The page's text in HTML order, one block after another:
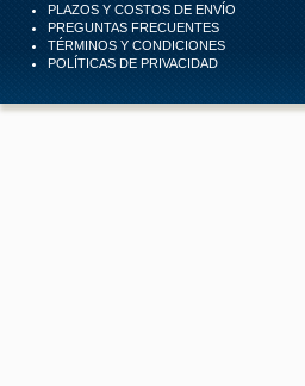
PLAZOS Y COSTOS DE ENVÍO
PREGUNTAS FRECUENTES
TÉRMINOS Y CONDICIONES
POLÍTICAS DE PRIVACIDAD